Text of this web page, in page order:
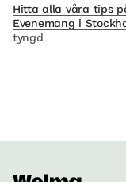
Hitta alla våra tips
Evenemang i
tyngd